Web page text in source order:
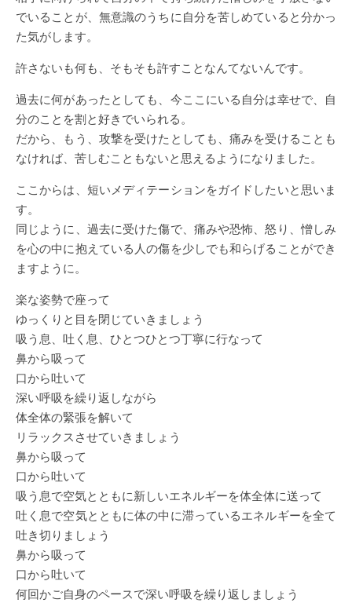
でいることが、無意識のうちに自分を苦しめていると分かっ
た気がします。
許さないも何も、そもそも許すことなんてないんです。
過去に何があったとしても、今ここにいる自分は幸せで、自
分のことを割と好きでいられる。
だから、もう、攻撃を受けたとしても、痛みを受けることも
なければ、苦しむこともないと思えるようになりました。
ここからは、短いメディテーションをガイドしたいと思いま
す。
同じように、過去に受けた傷で、痛みや恐怖、怒り、憎しみ
を心の中に抱えている人の傷を少しでも和らげることができ
ますように。
楽な姿勢で座って
ゆっくりと目を閉じていきましょう
吸う息、吐く息、ひとつひとつ丁寧に行なって
鼻から吸って
口から吐いて
深い呼吸を繰り返しながら
体全体の緊張を解いて
リラックスさせていきましょう
鼻から吸って
口から吐いて
吸う息で空気とともに新しいエネルギーを体全体に送って
吐く息で空気とともに体の中に滞っているエネルギーを全て
吐き切りましょう
鼻から吸って
口から吐いて
何回かご自身のペースで深い呼吸を繰り返しましょう